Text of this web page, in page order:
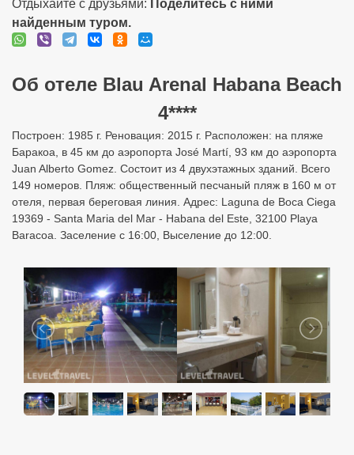
Отдыхайте с друзьями:
Поделитесь с ними
найденным туром.
Об отеле Blau Arenal Habana Beach
4****
Построен: 1985 г. Реновация: 2015 г. Расположен: на пляже
Баракоа, в 45 км до аэропорта José Martí, 93 км до аэропорта
Juan Alberto Gomez. Состоит из 4 двухэтажных зданий. Всего
149 номеров. Пляж: общественный песчаный пляж в 160 м от
отеля, первая береговая линия. Адрес: Laguna de Boca Ciega
19369 - Santa Maria del Mar - Habana del Este, 32100 Playa
Baracoa. Заселение с 16:00, Выселение до 12:00.